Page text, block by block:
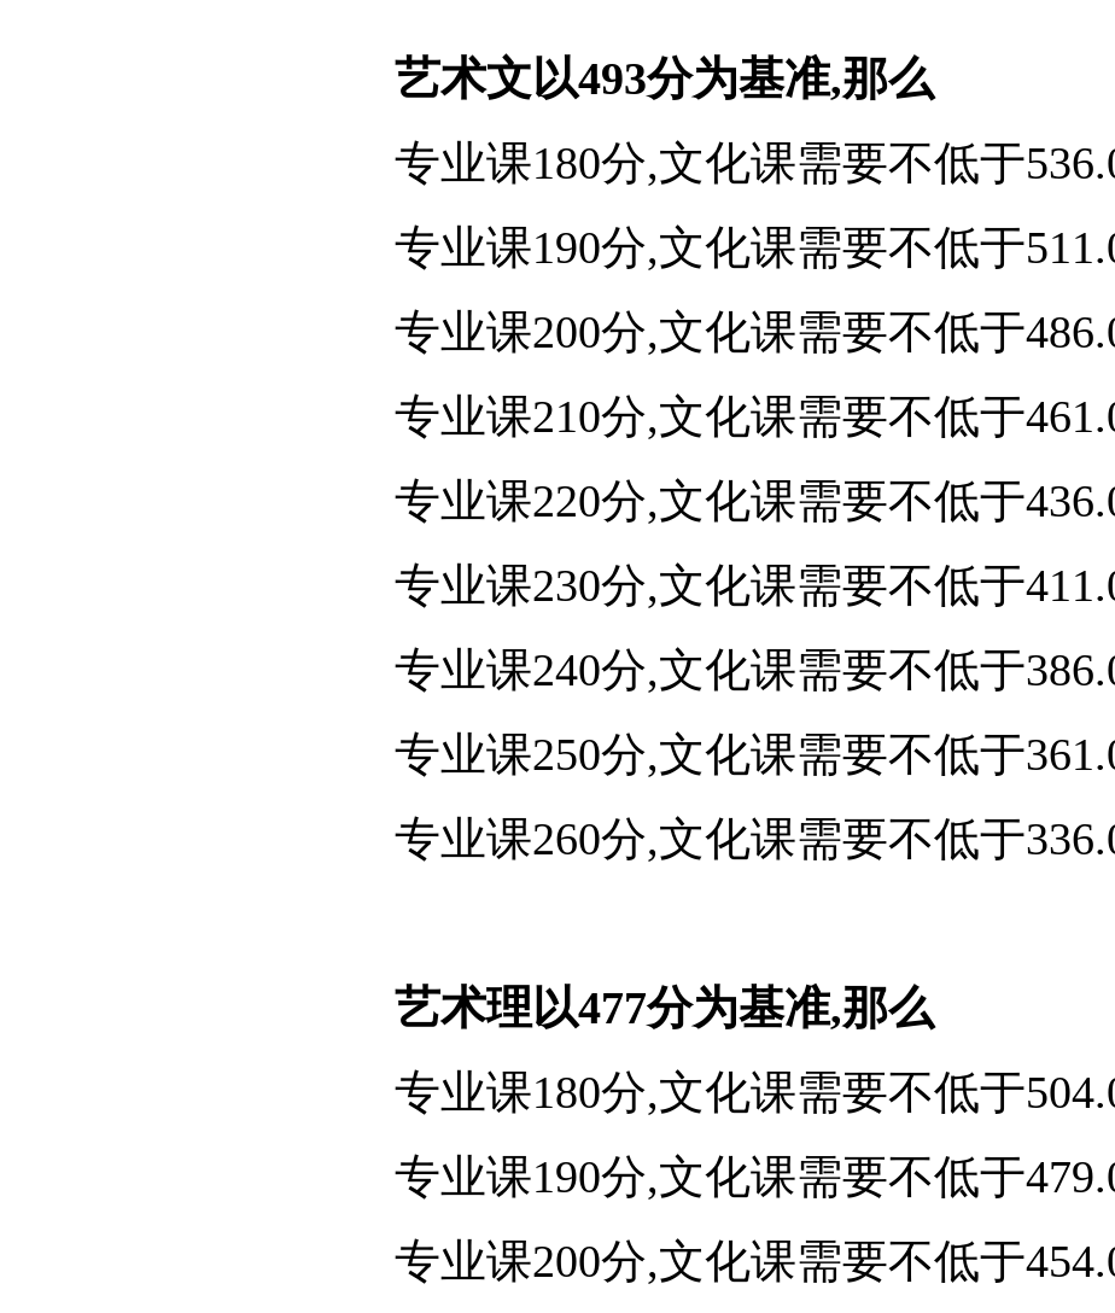
艺术文以493分为基准,那么
专业课180分,文化课需要不低于
专业课190分,文化课需要不低于
专业课200分,文化课需要不低于
专业课210分,文化课需要不低于
专业课220分,文化课需要不低于
专业课230分,文化课需要不低于
专业课240分,文化课需要不低于
专业课250分,文化课需要不低于
专业课260分,文化课需要不低于
艺术理以477分为基准,那么
专业课180分,文化课需要不低于
专业课190分,文化课需要不低于
专业课200分,文化课需要不低于